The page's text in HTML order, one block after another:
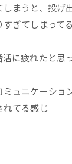
まうと、投げ
ぎてしまって
に疲れたと思
ミュニケーショ
れてる感じ